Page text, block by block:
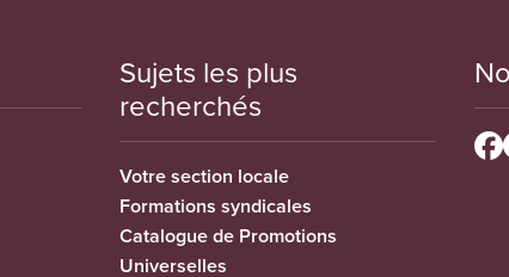
Sujets les plus
recherchés
Votre section locale
Formations syndicales
Catalogue de Promotions
Universelles